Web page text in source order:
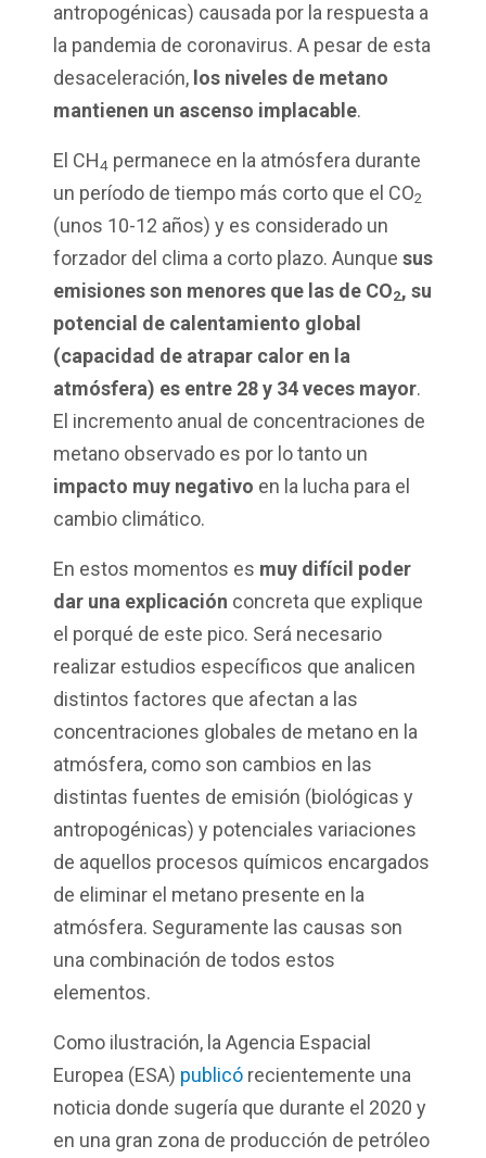
antropogénicas) causada por la respuesta a
la pandemia de coronavirus. A pesar de esta
desaceleración, los niveles de metano
mantienen un ascenso implacable.
El CH4 permanece en la atmósfera durante
un período de tiempo más corto que el CO2
(unos 10-12 años) y es considerado un
forzador del clima a corto plazo. Aunque sus
emisiones son menores que las de CO2, su
potencial de calentamiento global
(capacidad de atrapar calor en la
atmósfera) es entre 28 y 34 veces mayor.
El incremento anual de concentraciones de
metano observado es por lo tanto un
impacto muy negativo en la lucha para el
cambio climático.
En estos momentos es muy difícil poder
dar una explicación concreta que explique
el porqué de este pico. Será necesario
realizar estudios específicos que analicen
distintos factores que afectan a las
concentraciones globales de metano en la
atmósfera, como son cambios en las
distintas fuentes de emisión (biológicas y
antropogénicas) y potenciales variaciones
de aquellos procesos químicos encargados
de eliminar el metano presente en la
atmósfera. Seguramente las causas son
una combinación de todos estos
elementos.
Como ilustración, la Agencia Espacial
Europea (ESA) publicó recientemente una
noticia donde sugería que durante el 2020 y
en una gran zona de producción de petróleo